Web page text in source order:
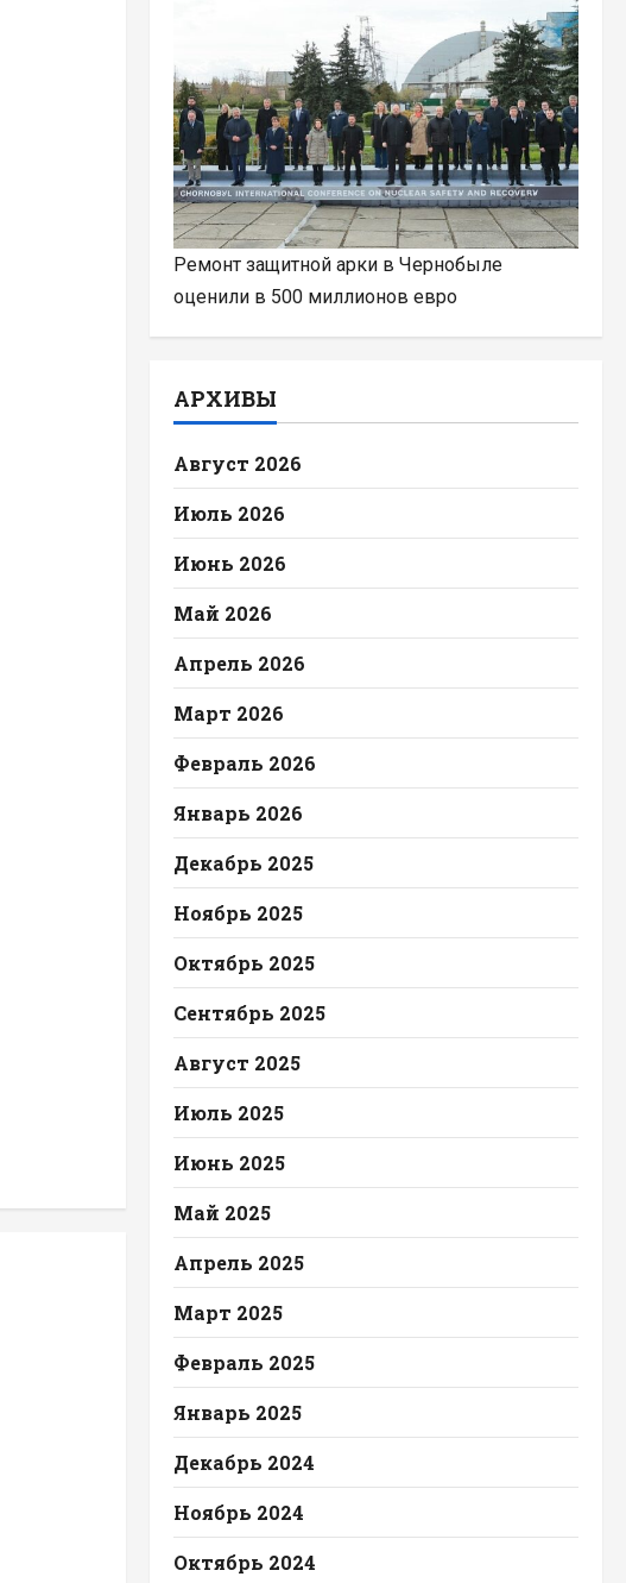
Ремонт защитной арки в Чернобыле
оценили в 500 миллионов евро
АРХИВЫ
Август 2026
Июль 2026
Июнь 2026
Май 2026
Апрель 2026
Март 2026
Февраль 2026
Январь 2026
Декабрь 2025
Ноябрь 2025
Октябрь 2025
Сентябрь 2025
Август 2025
Июль 2025
Июнь 2025
Май 2025
Апрель 2025
Март 2025
Февраль 2025
Январь 2025
Декабрь 2024
Ноябрь 2024
Октябрь 2024